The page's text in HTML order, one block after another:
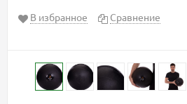
В избранное Сравнение